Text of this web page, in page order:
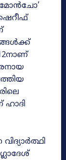
മോൻചോ’